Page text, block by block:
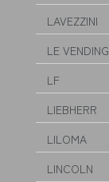
LAVEZZINI
LE VENDING
LF
LIEBHERR
LILOMA
LINCOLN